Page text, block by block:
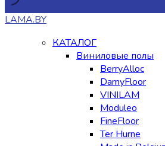
LAMA.BY
КАТАЛОГ
Виниловые полы
BerryAlloc
DamyFloor
VINILAM
Moduleo
FineFloor
Ter Hurne